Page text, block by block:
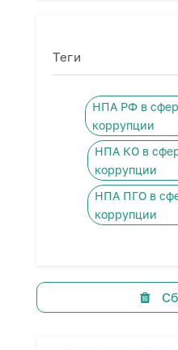
Теги
НПА РФ в
коррупции
НПА КО в
коррупции
НПА ПГО в
коррупции